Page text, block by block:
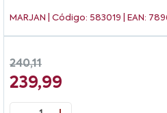
MARJAN | Código: 583019 | EAN:
240,11
239,99